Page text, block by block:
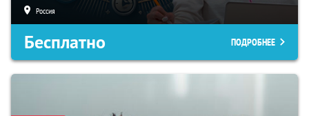
Россия
Бесплатно ПОДРОБНЕЕ